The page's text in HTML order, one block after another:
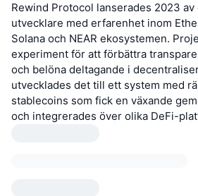
Rewind Protocol lanserades 2023
utvecklare med erfarenhet inom
Solana och NEAR ekosystemen.
experiment för att förbättra
och belöna deltagande i
utvecklades det till ett system med
stablecoins som fick en växande
och integrerades över olika DeFi-